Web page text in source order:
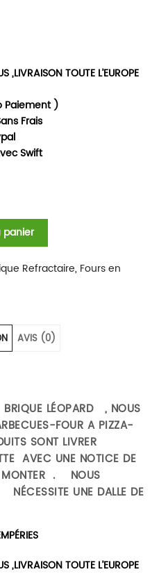
,LIVRAISON TOUTE L’EUROPE
Paiement )
Frais
Swift
ET FOUR A BOIS
panier
Refractaire, Fours en
AVIS (0)
LÉOPARD , NOUS
FOUR A PIZZA-
SONT LIVRER
AVEC UNE NOTICE DE
MONTER . NOUS
NÉCESSITE UNE DALLE DE
,LIVRAISON TOUTE L’EUROPE